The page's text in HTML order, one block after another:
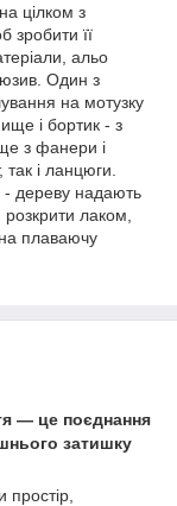
цілком з
зробити її
альо
Один з
на мотузку
і бортик - з
з фанери і
так і ланцюги.
- дереву надають
лаком,
плаваючу
— це поєднання
затишку